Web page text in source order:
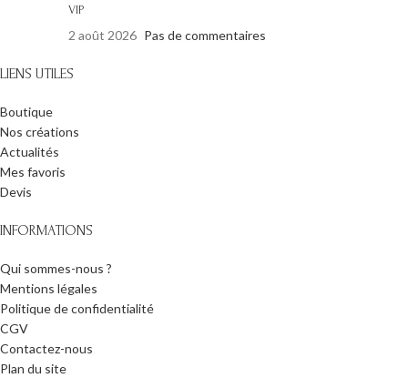
VIP
2 août 2026 Pas de commentaires
LIENS UTILES
Boutique
Nos créations
Actualités
Mes favoris
Devis
INFORMATIONS
Qui sommes-nous ?
Mentions légales
Politique de confidentialité
CGV
Contactez-nous
Plan du site